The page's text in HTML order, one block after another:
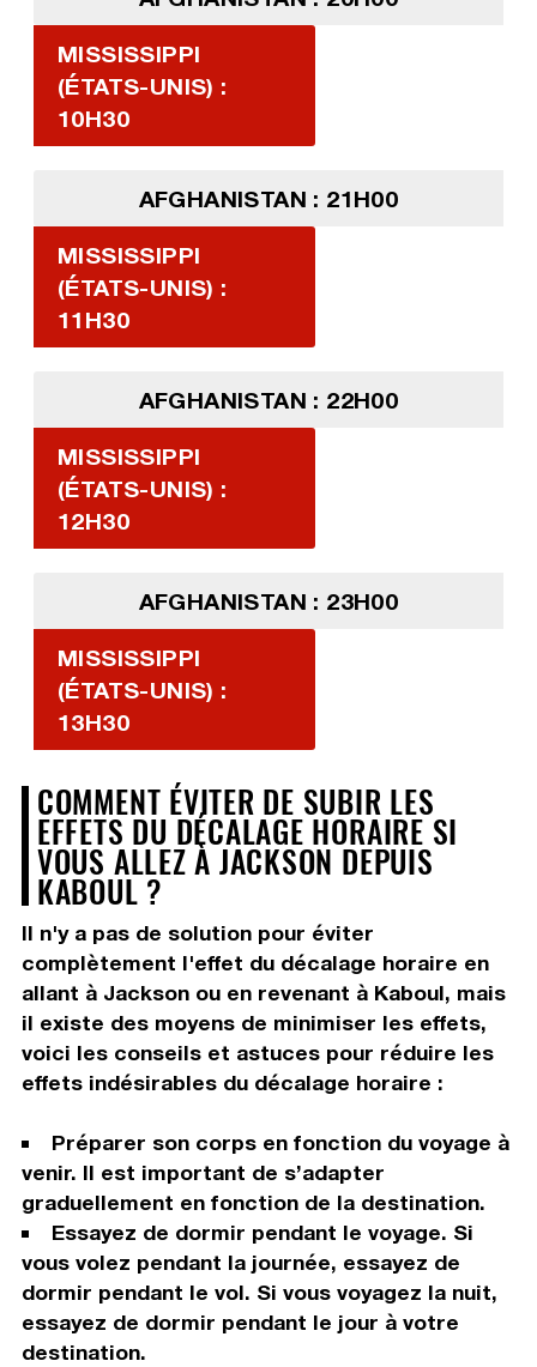
MISSISSIPPI
(ÉTATS-UNIS) :
10H30
AFGHANISTAN : 21H00
MISSISSIPPI
(ÉTATS-UNIS) :
11H30
AFGHANISTAN : 22H00
MISSISSIPPI
(ÉTATS-UNIS) :
12H30
AFGHANISTAN : 23H00
MISSISSIPPI
(ÉTATS-UNIS) :
13H30
COMMENT ÉVITER DE SUBIR LES
EFFETS DU DÉCALAGE HORAIRE SI
VOUS ALLEZ À JACKSON DEPUIS
KABOUL ?
Il n'y a pas de solution pour éviter
complètement l'effet du décalage horaire en
allant à Jackson ou en revenant à Kaboul, mais
il existe des moyens de minimiser les effets,
voici les conseils et astuces pour réduire les
effets indésirables du décalage horaire :
Préparer son corps en fonction du voyage à
venir. Il est important de s’adapter
graduellement en fonction de la destination.
Essayez de dormir pendant le voyage. Si
vous volez pendant la journée, essayez de
dormir pendant le vol. Si vous voyagez la nuit,
essayez de dormir pendant le jour à votre
destination.